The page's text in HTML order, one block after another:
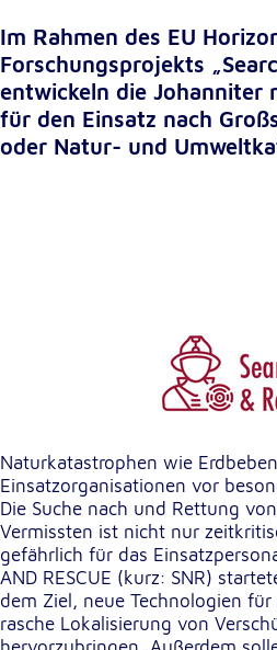
Im Rahmen des EU
Forschungsprojekts
entwickeln die Johanniter
für den Einsatz nach
oder Natur- und
Naturkatastrophen wie
Einsatzorganisationen vor
Die Suche nach und Rettung
Vermissten ist nicht nur
gefährlich für das
AND RESCUE (kurz: SNR)
dem Ziel, neue Technologien
rasche Lokalisierung von
Google Analytics
Name:
_ga, _gid, _gac_gb_
Google Tag Manager
Google LLC
Externe Dienste
Um Inhalte von
Kartendiensten anzeigen
diesen externen Diensten